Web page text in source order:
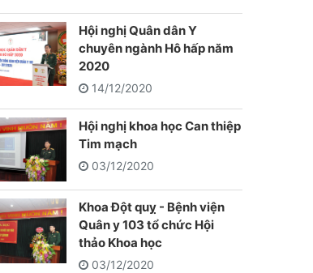
Hội nghị Quân dân Y
chuyên ngành Hô hấp năm
2020
14/12/2020
Hội nghị khoa học Can thiệp
Tim mạch
03/12/2020
Khoa Đột quỵ - Bệnh viện
Quân y 103 tổ chức Hội
thảo Khoa học
03/12/2020